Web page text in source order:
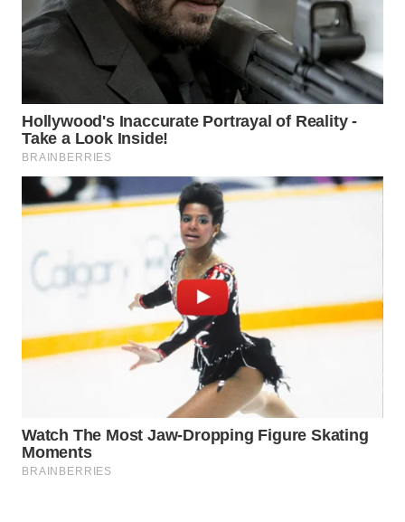
WAHANA
WAHANA
TANI
WAHANA
ADVOKAT
INFRASTRUKTUR
KONSUMEN
WAHANA
TRAVEL